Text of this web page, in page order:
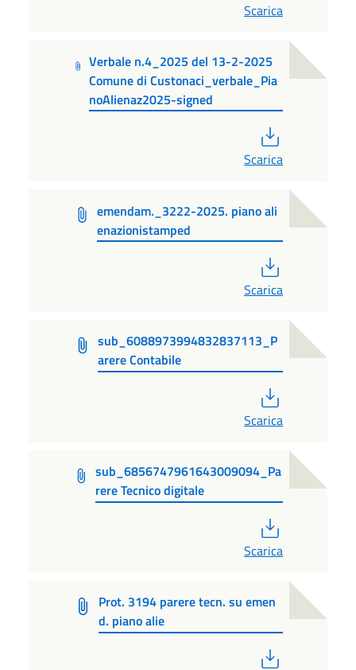
Scarica
Verbale n.4_2025 del 13-2-2025
Comune di Custonaci_verbale_Pia
noAlienaz2025-signed
Scarica
emendam._3222-2025. piano ali
enazionistamped
Scarica
sub_6088973994832837113_P
arere Contabile
Scarica
sub_6856747961643009094_Pa
rere Tecnico digitale
Scarica
Prot. 3194 parere tecn. su emen
d. piano alie